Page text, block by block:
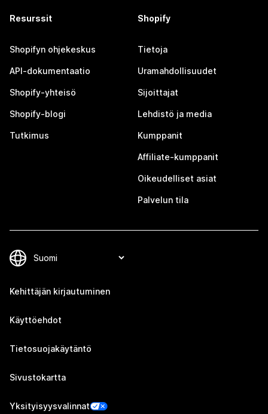
Resurssit
Shopifyn ohjekeskus
API-dokumentaatio
Shopify-yhteisö
Shopify-blogi
Tutkimus
Shopify
Tietoja
Uramahdollisuudet
Sijoittajat
Lehdistö ja media
Kumppanit
Affiliate-kumppanit
Oikeudelliset asiat
Palvelun tila
Kehittäjän kirjautuminen
Käyttöehdot
Tietosuojakäytäntö
Sivustokartta
Yksityisyysvalinnat